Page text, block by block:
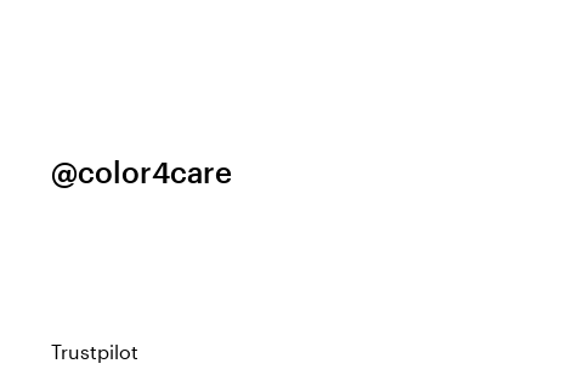
@color4care
Trustpilot